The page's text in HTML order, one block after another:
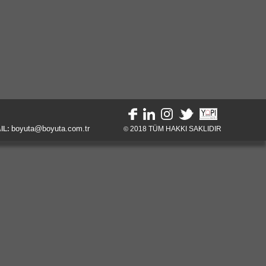
boyuta@boyuta.com.tr © 2018 TÜM HAKKI SAKLIDIR